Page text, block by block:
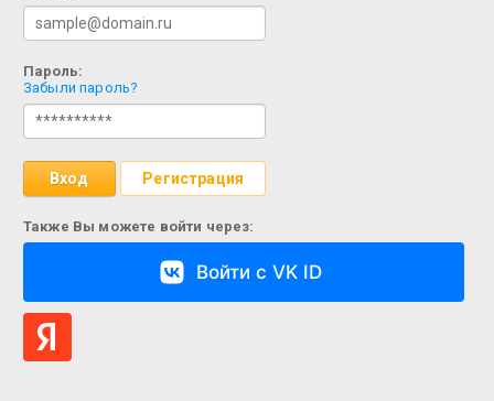
Пароль:
Забыли пароль?
Регистрация
Вход
Также Вы можете войти через:
Войти с VK ID